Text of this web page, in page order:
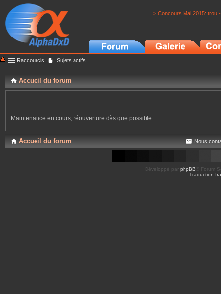
> Concours Mai 2015: trou
Raccourcis Sujets actifs
Accueil du forum
Maintenance en cours, réouverture dès que possible ...
Accueil du forum Nous
Développé par phpBB ® Forum
Traduction